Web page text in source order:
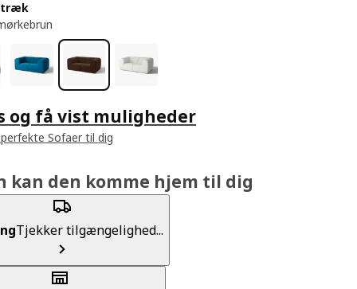
og få vist muligheder
Sofaer til dig
kan den komme hjem til dig
Tjekker tilgængelighed...